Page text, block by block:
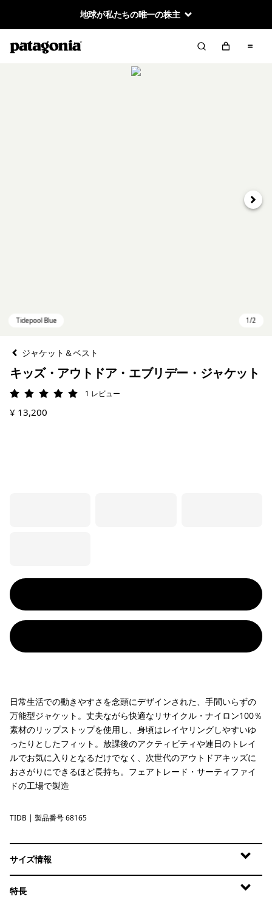
地球が私たちの唯一の株主
次へ
ジャケット＆ベスト
キッズ・アウトドア・エブリデー・ジャケット
評価: 5 / 5 1 レビュー
¥ 13,200
日常生活での動きやすさを念頭にデザインされた、手間いらずの
万能型ジャケット。丈夫ながら快適なリサイクル・ナイロン100％
素材のリップストップを使用し、身頃はレイヤリングしやすいゆ
ったりとしたフィット。放課後のアクティビティや連日のトレイ
ルでお気に入りとなるだけでなく、次世代のアウトドアキッズに
おさがりにできるほど長持ち。フェアトレード・サーティファイ
ドの工場で製造
Tidepool Blue
TIDB | 製品番号 68165
サイズ情報
特長